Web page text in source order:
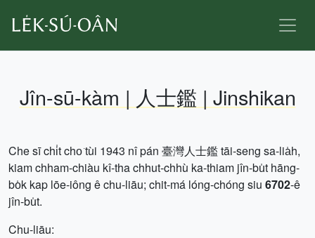
Jîn-sū-kàm | 人士鑑 | Jinshikan
Che sī chi̍t cho͘ tùi 1943 nî pán 臺灣人士鑑 tāi-seng sa-lia̍h,
kiam chham-chiàu kî-tha chhut-chhù ka-thiam jîn-bu̍t hāng-
bo̍k kap lōe-iông ê chu-liāu; chit-má lóng-chóng siu 6702-ê
jîn-bu̍t.
Chu-liāu: